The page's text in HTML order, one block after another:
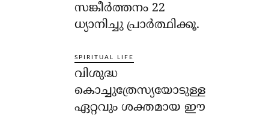
സങ്കീര്‍ത്തനം 22
ധ്യാനിച്ചു പ്രാര്‍ത്ഥിക്കൂ.
SPIRITUAL LIFE
വിശുദ്ധ
കൊച്ചുത്രേസ്യയോടുള്ള
ഏറ്റവും ശക്തമായ ഈ